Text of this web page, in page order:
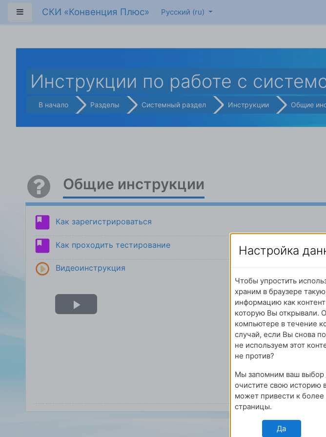
Боковая панель
СКИ «Конвенция Плюс» Русский ‎(ru)‎
Инструкции по работе с
В начало Разделы Системный раздел Инструкции Общие
Общие инструкции
Как зарегистрироваться
Как проходить тестирование
Видеоинструкция
Воспроизвести
Настройка
Чтобы упростить
храним в браузере
информацию как
которую Вы открывали.
компьютере в течение
случай, если Вы снова
не используем этот
не против?
Мы запомним ваш выбор
очистите свою историю
может привести к более
страницы.